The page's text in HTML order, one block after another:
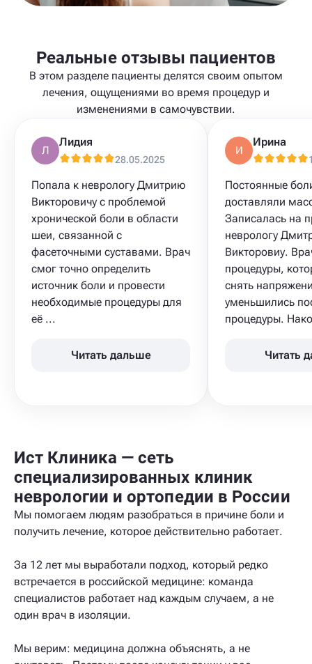
Реальные отзывы пациентов
В этом разделе пациенты делятся своим опытом
лечения, ощущениями во время процедур и
изменениями в самочувствии.
Л
Лидия
28.05.2025
Попала к неврологу Дмитрию
Викторовичу с проблемой
хронической боли в области
шеи, связанной с
фасеточными суставами. Врач
смог точно определить
источник боли и провести
необходимые процедуры для
её ...
Читать дальше
И
Ирина
Постоянные
доставляли
Записалась на
неврологу
Викторовиу.
процедуры,
снять
уменьшились
процедуры.
Читать
Ист Клиника — сеть
специализированных клиник
неврологии и ортопедии в России
Мы помогаем людям разобраться в причине боли и
получить лечение, которое действительно работает.
За 12 лет мы выработали подход, который редко
встречается в российской медицине: команда
специалистов работает над каждым случаем, а не
один врач в изоляции.
Мы верим: медицина должна объяснять, а не